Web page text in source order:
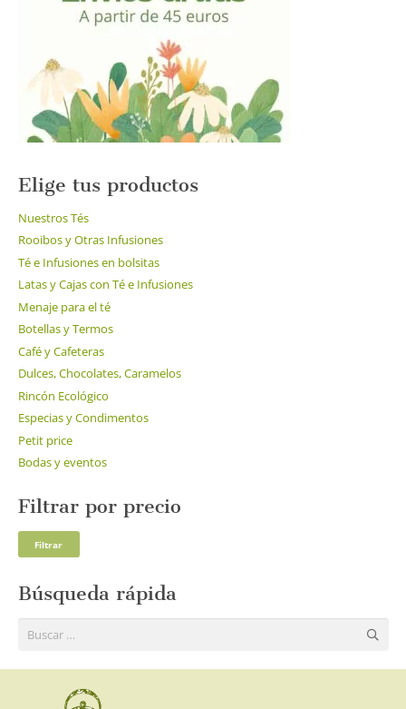
pueden
elegir
página
de
producto
Elige tus productos
Nuestros Tés
Rooibos y Otras Infusiones
Té e Infusiones en bolsitas
Latas y Cajas con Té e Infusiones
Menaje para el té
Botellas y Termos
Café y Cafeteras
Dulces, Chocolates, Caramelos
Rincón Ecológico
Especias y Condimentos
Petit price
Bodas y eventos
Filtrar por precio
Filtrar
Búsqueda rápida
Buscar: